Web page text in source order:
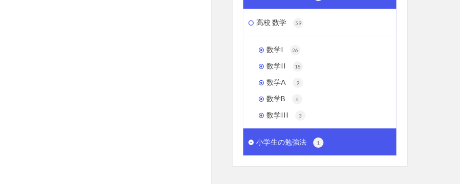
高校 数学 59
数学I 26
数学II 18
数学A 9
数学B 6
数学III 3
小学生の勉強法 1